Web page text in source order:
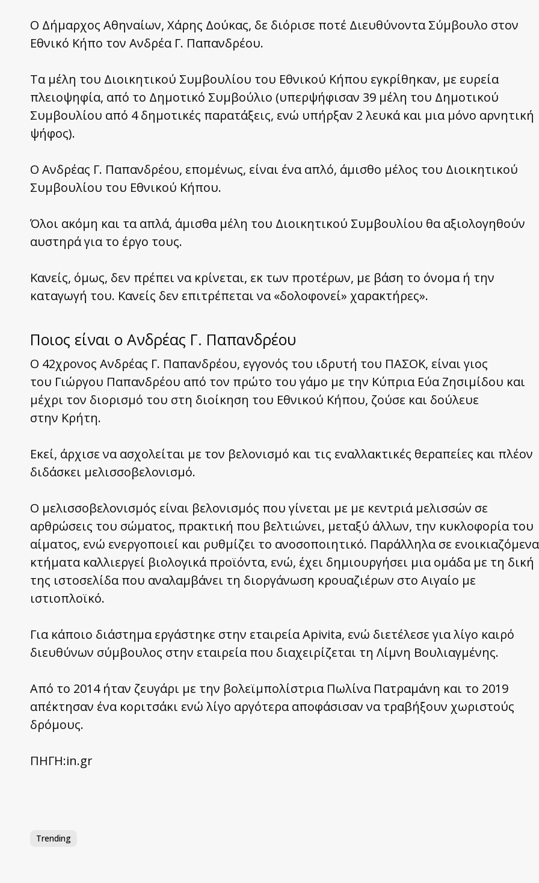
Ο Δήμαρχος Αθηναίων, Χάρης Δούκας, δε διόρισε ποτέ Διευθύνοντα Σύμβουλο στον
Εθνικό Κήπο τον Ανδρέα Γ. Παπανδρέου.
Τα μέλη του Διοικητικού Συμβουλίου του Εθνικού Κήπου εγκρίθηκαν, με ευρεία
πλειοψηφία, από το Δημοτικό Συμβούλιο (υπερψήφισαν 39 μέλη του Δημοτικού
Συμβουλίου από 4 δημοτικές παρατάξεις, ενώ υπήρξαν 2 λευκά και μια μόνο αρνητική
ψήφος).
Ο Ανδρέας Γ. Παπανδρέου, επομένως, είναι ένα απλό, άμισθο μέλος του Διοικητικού
Συμβουλίου του Εθνικού Κήπου.
Όλοι ακόμη και τα απλά, άμισθα μέλη του Διοικητικού Συμβουλίου θα αξιολογηθούν
αυστηρά για το έργο τους.
Κανείς, όμως, δεν πρέπει να κρίνεται, εκ των προτέρων, με βάση το όνομα ή την
καταγωγή του. Κανείς δεν επιτρέπεται να «δολοφονεί» χαρακτήρες».
Ποιος είναι ο Ανδρέας Γ. Παπανδρέου
Ο 42χρονος Ανδρέας Γ. Παπανδρέου, εγγονός του ιδρυτή του ΠΑΣΟΚ, είναι γιος
του Γιώργου Παπανδρέου από τον πρώτο του γάμο με την Κύπρια Εύα Ζησιμίδου και
μέχρι τον διορισμό του στη διοίκηση του Εθνικού Κήπου, ζούσε και δούλευε
στην Κρήτη.
Εκεί, άρχισε να ασχολείται με τον βελονισμό και τις εναλλακτικές θεραπείες και πλέον
διδάσκει μελισσοβελονισμό.
Ο μελισσοβελονισμός είναι βελονισμός που γίνεται με με κεντριά μελισσών σε
αρθρώσεις του σώματος, πρακτική που βελτιώνει, μεταξύ άλλων, την κυκλοφορία του
αίματος, ενώ ενεργοποιεί και ρυθμίζει το ανοσοποιητικό. Παράλληλα σε ενοικιαζόμενα
κτήματα καλλιεργεί βιολογικά προϊόντα, ενώ, έχει δημιουργήσει μια ομάδα με τη δική
της ιστοσελίδα που αναλαμβάνει τη διοργάνωση κρουαζιέρων στο Αιγαίο με
ιστιοπλοϊκό.
Για κάποιο διάστημα εργάστηκε στην εταιρεία Apivita, ενώ διετέλεσε για λίγο καιρό
διευθύνων σύμβουλος στην εταιρεία που διαχειρίζεται τη Λίμνη Βουλιαγμένης.
Από το 2014 ήταν ζευγάρι με την βολεϊμπολίστρια Πωλίνα Πατραμάνη και το 2019
απέκτησαν ένα κοριτσάκι ενώ λίγο αργότερα αποφάσισαν να τραβήξουν χωριστούς
δρόμους.
ΠΗΓΗ:in.gr
Trending